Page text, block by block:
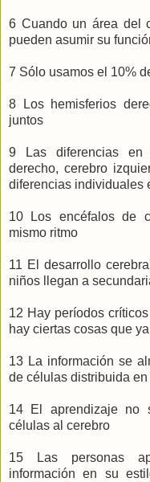
6 Cuando un área del
pueden asumir su
7 Sólo usamos el 10%
8 Los hemisferios
juntos
9 Las diferencias en
derecho, cerebro
diferencias individuales
10 Los encéfalos de
mismo ritmo
11 El desarrollo
niños llegan a
12 Hay períodos
hay ciertas cosas que
13 La información se
de células distribuida
14 El aprendizaje no
células al cerebro
15 Las personas
información en su